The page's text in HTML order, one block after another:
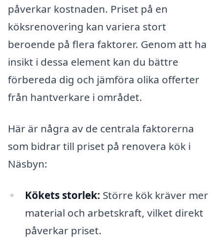
påverkar kostnaden. Priset på en
köksrenovering kan variera stort
beroende på flera faktorer. Genom att ha
insikt i dessa element kan du bättre
förbereda dig och jämföra olika offerter
från hantverkare i området.
Här är några av de centrala faktorerna
som bidrar till priset på renovera kök i
Näsbyn:
Kökets storlek: Större kök kräver mer
material och arbetskraft, vilket direkt
påverkar priset.